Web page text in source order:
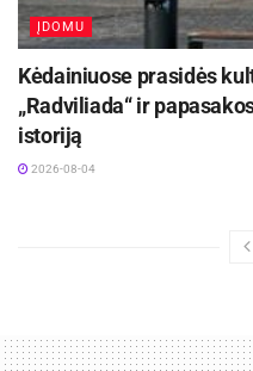
ĮDOMU
Kėdainiuose prasidės
„Radviliada“ ir
istoriją
2026-08-04